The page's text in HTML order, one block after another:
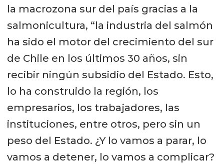
la macrozona sur del país gracias a la
salmonicultura, “la industria del salmón
ha sido el motor del crecimiento del sur
de Chile en los últimos 30 años, sin
recibir ningún subsidio del Estado. Esto,
lo ha construido la región, los
empresarios, los trabajadores, las
instituciones, entre otros, pero sin un
peso del Estado. ¿Y lo vamos a parar, lo
vamos a detener, lo vamos a complicar?